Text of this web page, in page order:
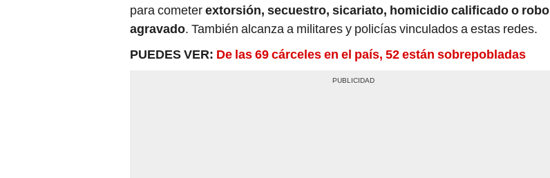
para cometerextorsión, secuestro, sicariato, homicidio calificado o robo
agravado. También alcanza a militares y policías vinculados a estas redes.
PUEDES VER: De las 69 cárceles en el país, 52 están sobrepobladas